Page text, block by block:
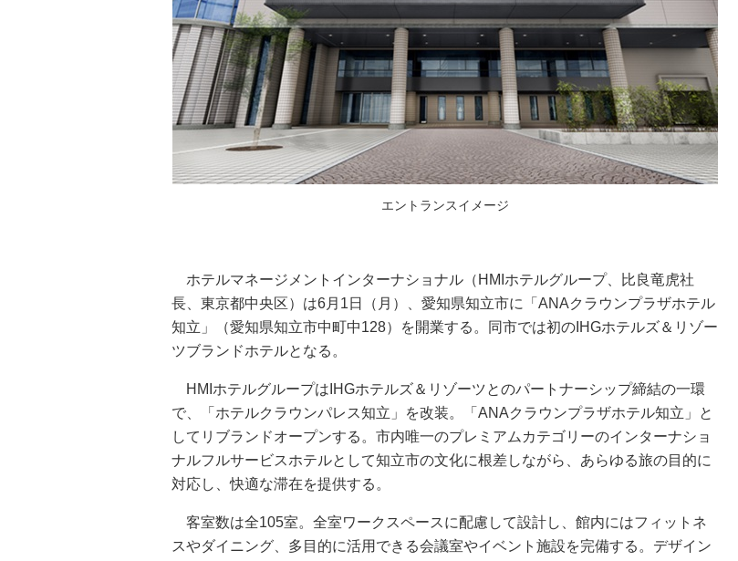
エントランスイメージ
ホテルマネージメントインターナショナル（HMIホテルグループ、比良竜虎社
長、東京都中央区）は6月1日（月）、愛知県知立市に「ANAクラウンプラザホテル
知立」（愛知県知立市中町中128）を開業する。同市では初のIHGホテルズ＆リゾー
ツブランドホテルとなる。
HMIホテルグループはIHGホテルズ＆リゾーツとのパートナーシップ締結の一環
で、「ホテルクラウンパレス知立」を改装。「ANAクラウンプラザホテル知立」と
してリブランドオープンする。市内唯一のプレミアムカテゴリーのインターナショ
ナルフルサービスホテルとして知立市の文化に根差しながら、あらゆる旅の目的に
対応し、快適な滞在を提供する。
客室数は全105室。全室ワークスペースに配慮して設計し、館内にはフィットネ
スやダイニング、多目的に活用できる会議室やイベント施設を完備する。デザイン